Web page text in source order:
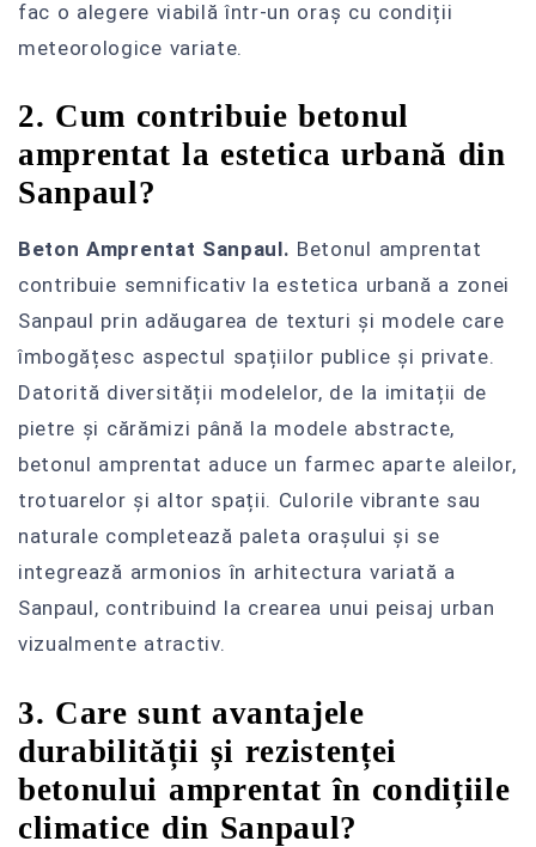
fac o alegere viabilă într-un oraș cu condiții
meteorologice variate.
2. Cum contribuie betonul
amprentat la estetica urbană din
Sanpaul?
Beton Amprentat Sanpaul. Betonul amprentat
contribuie semnificativ la estetica urbană a zonei
Sanpaul prin adăugarea de texturi și modele care
îmbogățesc aspectul spațiilor publice și private.
Datorită diversității modelelor, de la imitații de
pietre și cărămizi până la modele abstracte,
betonul amprentat aduce un farmec aparte aleilor,
trotuarelor și altor spații. Culorile vibrante sau
naturale completează paleta orașului și se
integrează armonios în arhitectura variată a
Sanpaul, contribuind la crearea unui peisaj urban
vizualmente atractiv.
3. Care sunt avantajele
durabilității și rezistenței
betonului amprentat în condițiile
climatice din Sanpaul?